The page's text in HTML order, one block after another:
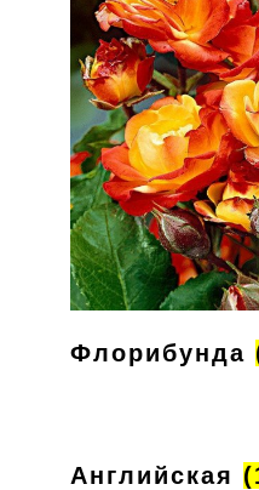
Флорибунда
Английская